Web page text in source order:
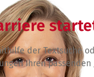
der Textsuche
Ihren passenden